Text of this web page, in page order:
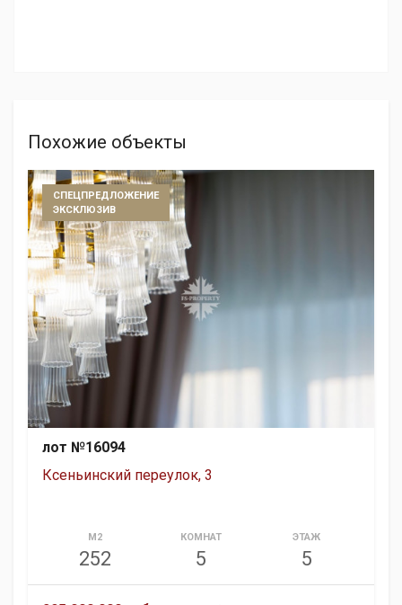
Похожие объекты
СПЕЦПРЕДЛОЖЕНИЕ
ЭКСКЛЮЗИВ
лот №16094
Ксеньинский переулок, 3
М2
252
КОМНАТ
5
ЭТАЖ
5